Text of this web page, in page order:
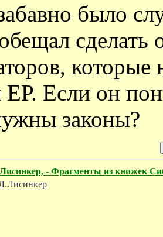
было
сделать
которые
Если он
законы?
- Фрагменты из книжек